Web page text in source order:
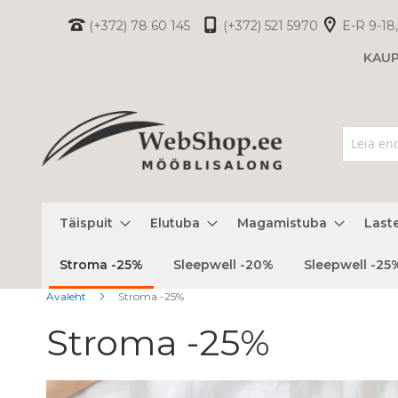
(+372) 78 60 145 (+372) 521 5970
E-R 9-
Täispuit Elutuba Magamistuba
Stroma -25% Sleepwell -20% Sleepwell -
Avaleht Stroma -25%
Stroma -25%